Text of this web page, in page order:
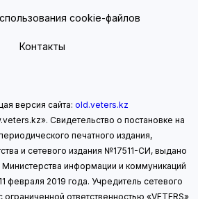
cookie-файлов
Контакты
версия сайта: old.veters.kz
Свидетельство о постановке на
печатного издания,
и сетевого издания №17511-СИ, выдано
информации и коммуникаций
февраля 2019 года. Учредитель сетевого
ответственностью «VETERS»